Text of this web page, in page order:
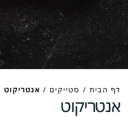
דף הבית / סטייקים / אנטריקוט
אנטריקוט